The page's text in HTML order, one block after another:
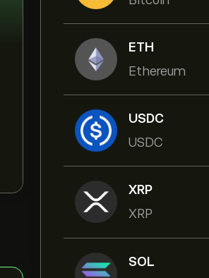
ETH
Ethereum
USDC
USDC
XRP
XRP
SOL